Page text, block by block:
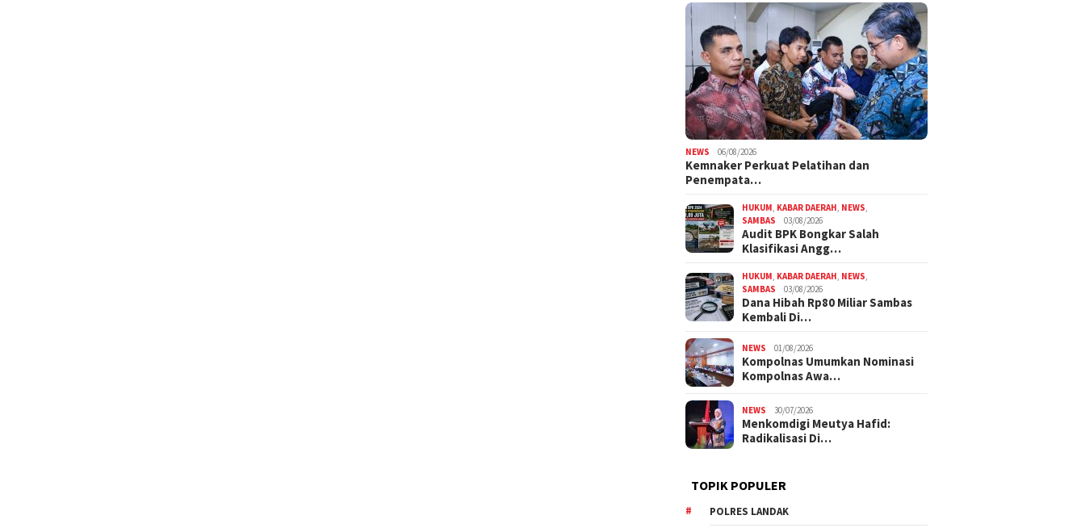
NEWS 06/08/2026
Kemnaker Perkuat Pelatihan dan
Penempata…
HUKUM KABAR DAERAH NEWS
SAMBAS
03/08/2026
Audit BPK Bongkar Salah
Klasifikasi Angg…
HUKUM KABAR DAERAH NEWS
SAMBAS
03/08/2026
Dana Hibah Rp80 Miliar Sambas
Kembali Di…
NEWS 01/08/2026
Kompolnas Umumkan Nominasi
Kompolnas Awa…
NEWS 30/07/2026
Menkomdigi Meutya Hafid:
Radikalisasi Di…
TOPIK POPULER
POLRES LANDAK